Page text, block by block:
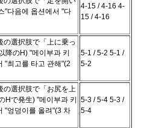
"다음에 옵션에서 "다
4-15 / 4-16 4-
15 / 4-16
の選択肢で「上に乗っ
降のH) "메이부과 키
"최고를 타고 관해"(2
5-1 / 5-2 5-1 /
5-2
の選択肢で「お尻を上
Hで発生) "메이부과 키
"엉덩이를 올려"(3 차
5-3 / 5-4 5-3 /
5-4